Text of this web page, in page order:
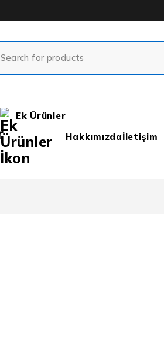
Ek Ürünler
Hakkımızdaİletişim